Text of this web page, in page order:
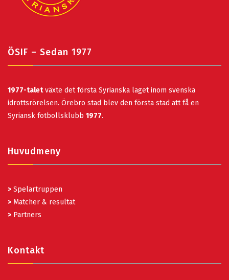
ÖSIF – Sedan 1977
1977-taletväxte det första Syrianska laget inom svenska
idrottsrörelsen. Örebro stad blev den första stad att få en
Syriansk fotbollsklubb 1977.
Huvudmeny
> Spelartruppen
> Matcher & resultat
> Partners
Kontakt